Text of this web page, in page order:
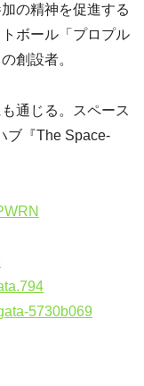
の精神を促進する
ボール「プロプル
創設者。
通じる。スペース
ブ『The Space-
5730b069